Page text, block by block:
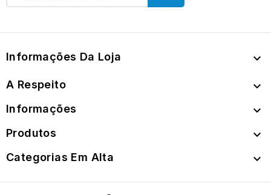
Informações Da Loja 
A Respeito 
Informações 
Produtos 
Categorias Em Alta 